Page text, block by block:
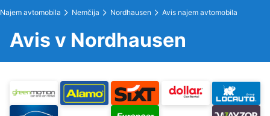
Najem avtomobila Nemčija Nordhausen Avis najem avtomobila
Avis v Nordhausen